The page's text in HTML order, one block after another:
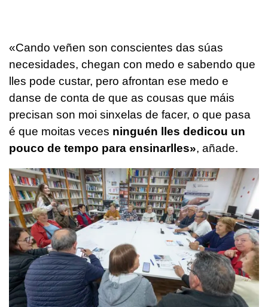
«Cando veñen son conscientes das súas
necesidades, chegan con medo e sabendo que
lles pode custar, pero afrontan ese medo e
danse de conta de que as cousas que máis
precisan son moi sinxelas de facer, o que pasa
é que moitas veces ninguén lles dedicou un
pouco de tempo para ensinarlles», añade.